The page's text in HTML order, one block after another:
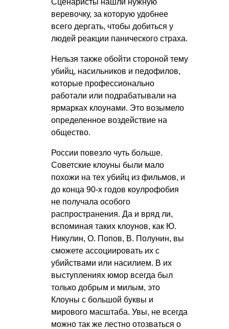
веревочку, за которую удобнее
всего дергать, чтобы добиться у
людей реакции панического страха.
Нельзя также обойти стороной тему
убийц, насильников и педофилов,
которые профессионально
работали или подрабатывали на
ярмарках клоунами. Это возымело
определенное воздействие на
общество.
России повезло чуть больше.
Советские клоуны были мало
похожи на тех убийц из фильмов, и
до конца 90-х годов коулрофобия
не получала особого
распространения. Да и вряд ли,
вспоминая таких клоунов, как Ю.
Никулин, О. Попов, В. Полунин, вы
сможете ассоциировать их с
убийствами или насилием. В их
выступлениях юмор всегда был
только добрым и милым, это
Клоуны с большой буквы и
мирового масштаба. Увы, не всегда
можно так же лестно отозваться о